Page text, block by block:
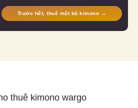
Trước hết, thuê một bộ kimono →
thuê kimono wargo